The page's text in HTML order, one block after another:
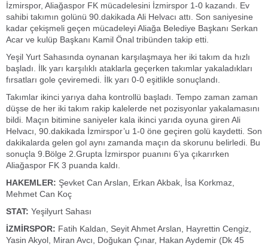
İzmirspor, Aliağaspor FK mücadelesini İzmirspor 1-0 kazandı. Ev
sahibi takımın golünü 90.dakikada Ali Helvacı attı. Son saniyesine
kadar çekişmeli geçen mücadeleyi Aliağa Belediye Başkanı Serkan
Acar ve kulüp Başkanı Kamil Önal tribünden takip etti.
Yeşil Yurt Sahasında oynanan karşılaşmaya her iki takım da hızlı
başladı. İlk yarı karşılıklı ataklarla geçerken takımlar yakaladıkları
fırsatları gole çeviremedi. İlk yarı 0-0 eşitlikle sonuçlandı.
Takımlar ikinci yarıya daha kontrollü başladı. Tempo zaman zaman
düşse de her iki takım rakip kalelerde net pozisyonlar yakalamasını
bildi. Maçın bitimine saniyeler kala ikinci yarıda oyuna giren Ali
Helvacı, 90.dakikada İzmirspor’u 1-0 öne geçiren golü kaydetti. Son
dakikalarda gelen gol aynı zamanda maçın da skorunu belirledi. Bu
sonuçla 9.Bölge 2.Grupta İzmirspor puanını 6’ya çıkarırken
Aliağaspor FK 3 puanda kaldı.
HAKEMLER: Şevket Can Arslan, Erkan Akbak, İsa Korkmaz,
Mehmet Can Koç
STAT: Yeşilyurt Sahası
İZMİRSPOR: Fatih Kaldan, Seyit Ahmet Arslan, Hayrettin Cengiz,
Yasin Akyol, Miran Avcı, Doğukan Çınar, Hakan Aydemir (Dk 45